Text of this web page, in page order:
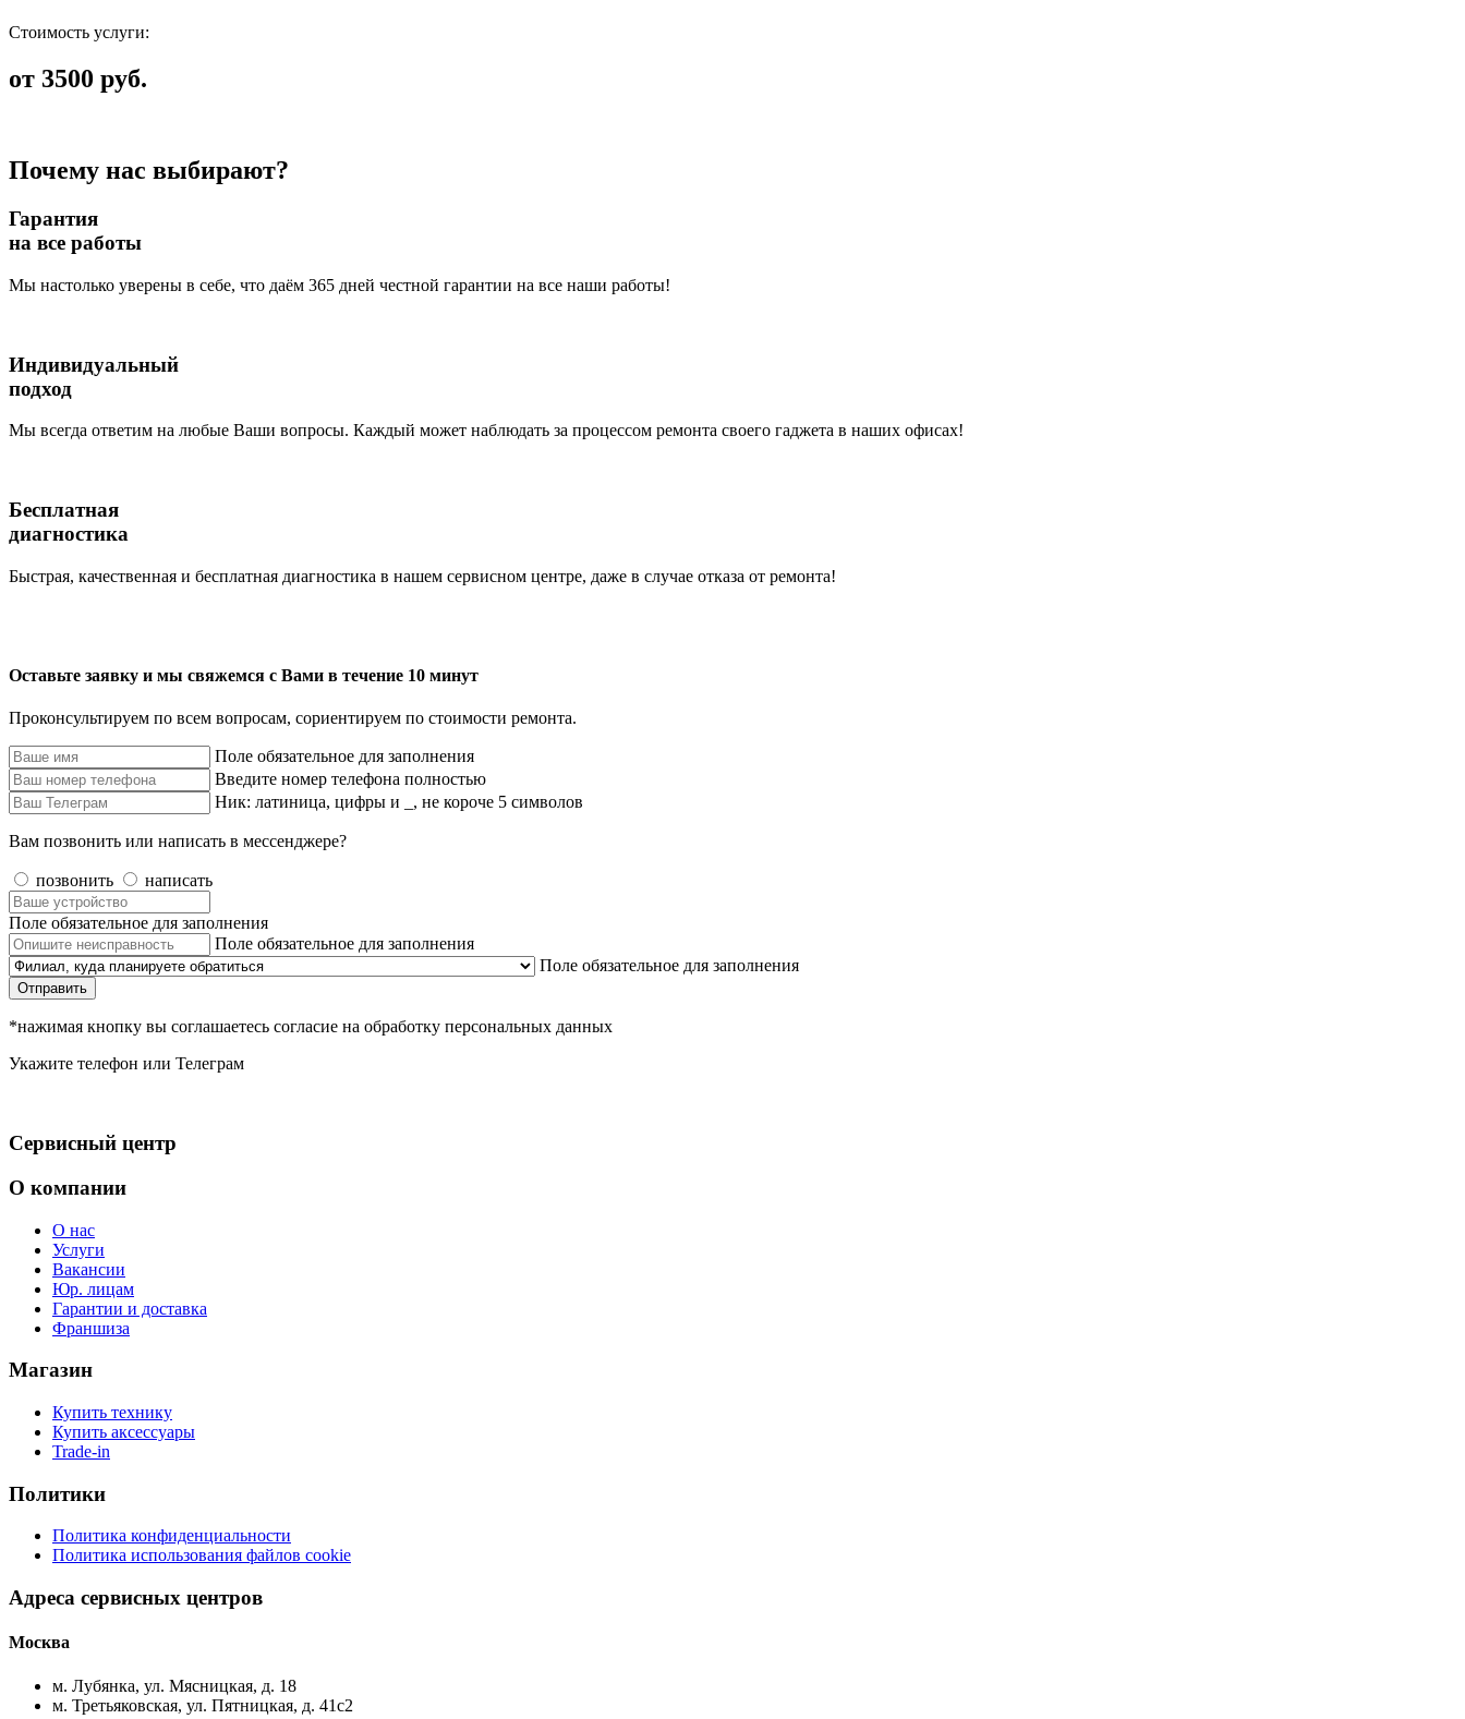
Стоимость услуги:
от 3500 руб.
Почему нас выбирают?
Гарантия
на все работы
Мы настолько уверены в себе, что даём 365 дней честной гарантии на все наши работы!
Индивидуальный
подход
Мы всегда ответим на любые Ваши вопросы. Каждый может наблюдать за процессом ремонта своего гаджета в наших офисах!
Бесплатная
диагностика
Быстрая, качественная и бесплатная диагностика в нашем сервисном центре, даже в случае отказа от ремонта!
Оставьте заявку и мы свяжемся с Вами в течение 10 минут
Проконсультируем по всем вопросам, сориентируем по стоимости ремонта.
Поле обязательное для заполнения
Введите номер телефона полностью
Ник: латиница, цифры и _, не короче 5 символов
Вам позвонить или написать в мессенджере?
позвонить написать
Поле обязательное для заполнения
Поле обязательное для заполнения
Поле обязательное для заполнения
Отправить
*нажимая кнопку вы соглашаетесь согласие на обработку персональных данных
Укажите телефон или Телеграм
Сервисный центр
О компании
О нас
Услуги
Вакансии
Юр. лицам
Гарантии и доставка
Франшиза
Магазин
Купить технику
Купить аксессуары
Trade-in
Политики
Политика конфиденциальности
Политика использования файлов cookie
Адреса сервисных центров
Москва
м. Лубянка, ул. Мясницкая, д. 18
м. Третьяковская, ул. Пятницкая, д. 41с2